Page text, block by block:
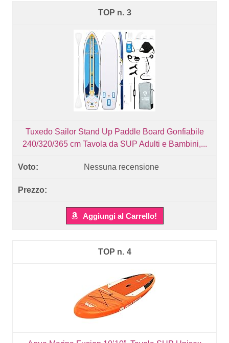
3
Tuxedo Sailor Stand Up Paddle Board Gonfiabile
240/320/365 cm Tavola da SUP Adulti e Bambini,...
Nessuna recensione
Aggiungi al Carrello!
4